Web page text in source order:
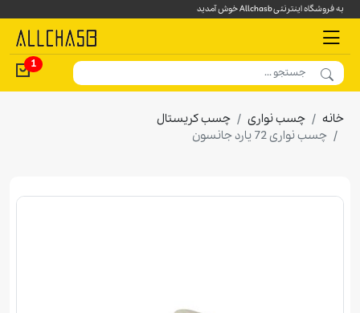
به فروشگاه اینترنتی Allchasb خوش آمدید
1
خانه چسب نواری
چسب کریستال
چسب نواری 72 یارد جانسون